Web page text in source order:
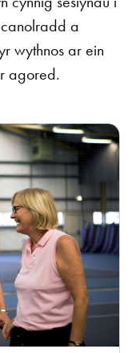
a
wythnos ar ein
agored.